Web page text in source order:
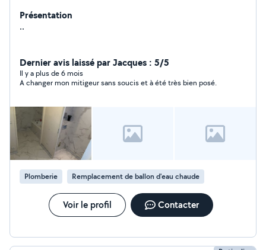
Présentation
..
Dernier avis laissé par Jacques : 5/5
Il y a plus de 6 mois
A changer mon mitigeur sans soucis et à été très bien posé.
Plomberie Remplacement de ballon d'eau chaude
Voir le profil Contacter